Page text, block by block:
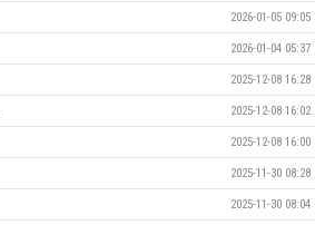
2026-01-05 09:05
2026-01-04 05:37
2025-12-08 16:28
2025-12-08 16:02
2025-12-08 16:00
2025-11-30 08:28
2025-11-30 08:04